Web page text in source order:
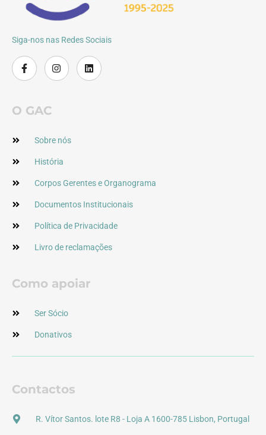
Siga-nos nas Redes Sociais
O GAC
Sobre nós
História
Corpos Gerentes e Organograma
Documentos Institucionais
Política de Privacidade
Livro de reclamações
Como apoiar
Ser Sócio
Donativos
Contactos
R. Vítor Santos. lote R8 - Loja A 1600-785 Lisbon, Portugal